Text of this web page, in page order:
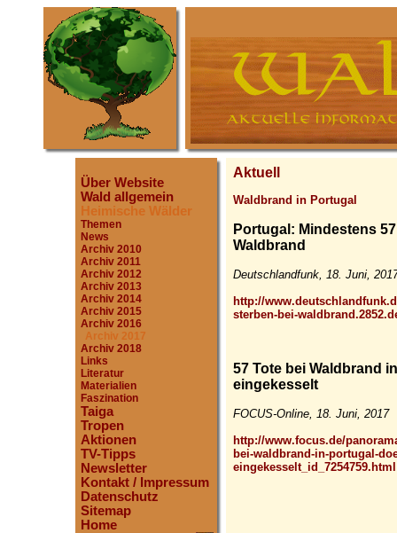
Über Website
Wald allgemein
Heimische Wälder
Themen
News
Archiv 2010
Archiv 2011
Archiv 2012
Archiv 2013
Archiv 2014
Archiv 2015
Archiv 2016
Archiv 2017
Archiv 2018
Links
Literatur
Materialien
Faszination
Taiga
Tropen
Aktionen
TV-Tipps
Newsletter
Kontakt / Impressum
Datenschutz
Sitemap
Home
Aktuell
Waldbrand in Portugal
Portugal: Mindestens
Waldbrand
Deutschlandfunk, 18. Juni,
http://
sterben-bei-
57 Tote bei Waldbrand
eingekesselt
FOCUS-Online, 18. Juni, 2017
http://www.focus.de/
bei-waldbrand-in-portugal-
eingekesselt_id_7254759.html